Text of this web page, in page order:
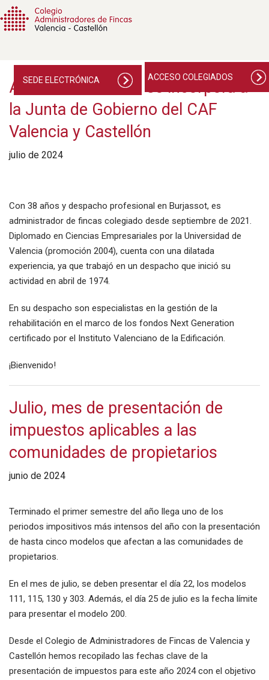
ACCESO COLEGIADOS
SEDE ELECTRÓNICA
Adrián Cebriá Utiel se incorpora a
la Junta de Gobierno del CAF
Valencia y Castellón
julio de 2024
Con 38 años y despacho profesional en Burjassot, es
administrador de fincas colegiado desde septiembre de 2021.
Diplomado en Ciencias Empresariales por la Universidad de
Valencia (promoción 2004), cuenta con una dilatada
experiencia, ya que trabajó en un despacho que inició su
actividad en abril de 1974.
En su despacho son especialistas en la gestión de la
rehabilitación en el marco de los fondos Next Generation
certificado por el Instituto Valenciano de la Edificación.
¡Bienvenido!
Julio, mes de presentación de
impuestos aplicables a las
comunidades de propietarios
junio de 2024
Terminado el primer semestre del año llega uno de los
periodos impositivos más intensos del año con la presentación
de hasta cinco modelos que afectan a las comunidades de
propietarios.
En el mes de julio, se deben presentar el día 22, los modelos
111, 115, 130 y 303. Además, el día 25 de julio es la fecha límite
para presentar el modelo 200.
Desde el Colegio de Administradores de Fincas de Valencia y
Castellón hemos recopilado las fechas clave de la
presentación de impuestos para este año 2024 con el objetivo